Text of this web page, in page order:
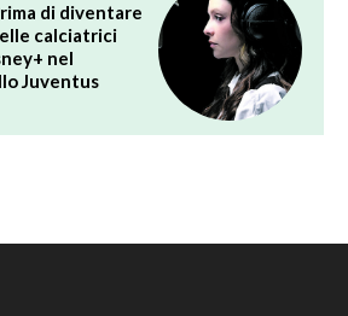
di diventare
calciatrici
nel
Juventus